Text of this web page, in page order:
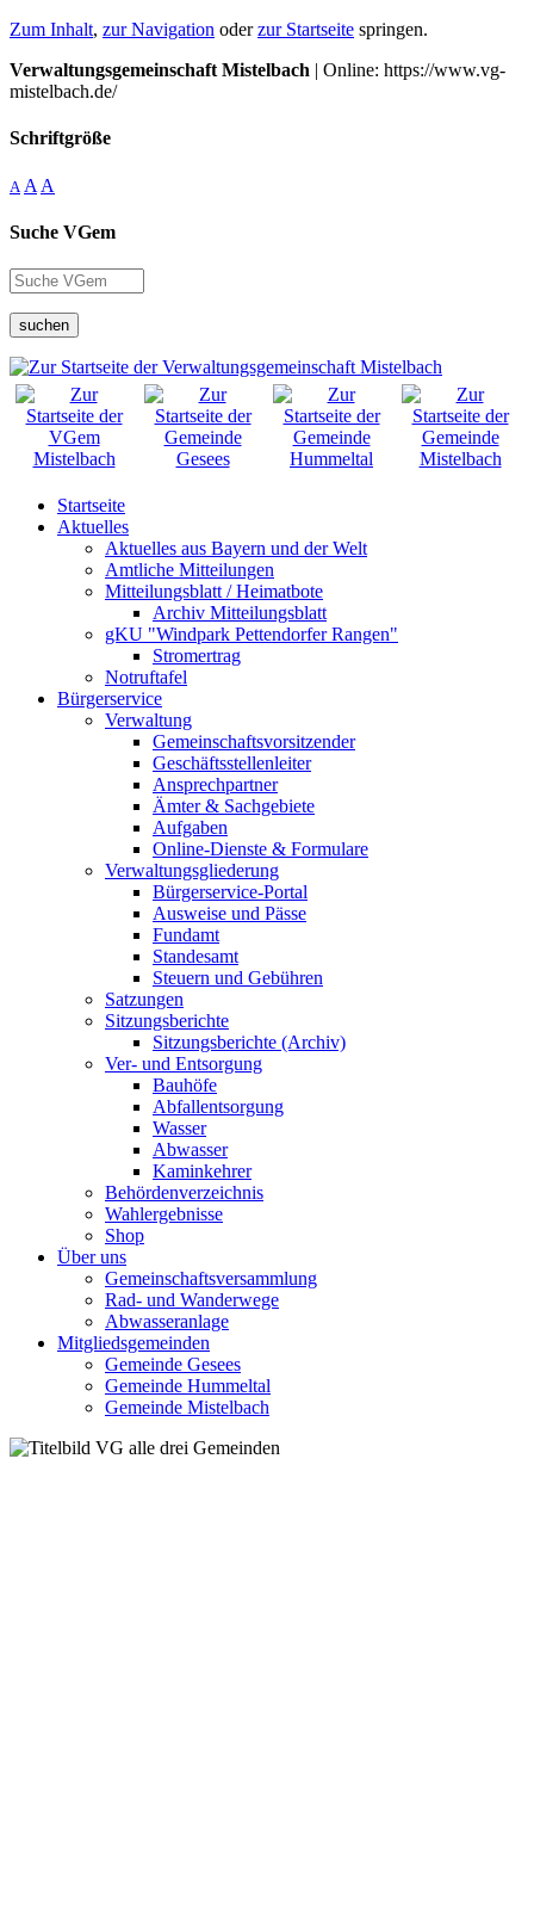
Zum Inhalt, zur Navigation oderzur Startseite springen.
Verwaltungsgemeinschaft Mistelbach | Online: https://www.vg-
mistelbach.de/
Schriftgröße
A A A
Suche VGem
suchen
Startseite
Aktuelles
Aktuelles aus Bayern und der Welt
Amtliche Mitteilungen
Mitteilungsblatt / Heimatbote
Archiv Mitteilungsblatt
gKU "Windpark Pettendorfer Rangen"
Stromertrag
Notruftafel
Bürgerservice
Verwaltung
Gemeinschaftsvorsitzender
Geschäftsstellenleiter
Ansprechpartner
Ämter & Sachgebiete
Aufgaben
Online-Dienste & Formulare
Verwaltungsgliederung
Bürgerservice-Portal
Ausweise und Pässe
Fundamt
Standesamt
Steuern und Gebühren
Satzungen
Sitzungsberichte
Sitzungsberichte (Archiv)
Ver- und Entsorgung
Bauhöfe
Abfallentsorgung
Wasser
Abwasser
Kaminkehrer
Behördenverzeichnis
Wahlergebnisse
Shop
Über uns
Gemeinschaftsversammlung
Rad- und Wanderwege
Abwasseranlage
Mitgliedsgemeinden
Gemeinde Gesees
Gemeinde Hummeltal
Gemeinde Mistelbach